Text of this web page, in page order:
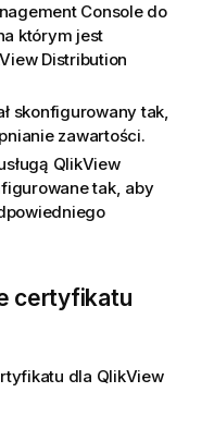
Consoledo
którym jest
Distribution
skonfigurowany tak,
zawartości.
QlikView
tak, aby
certyfikatu
dla QlikView